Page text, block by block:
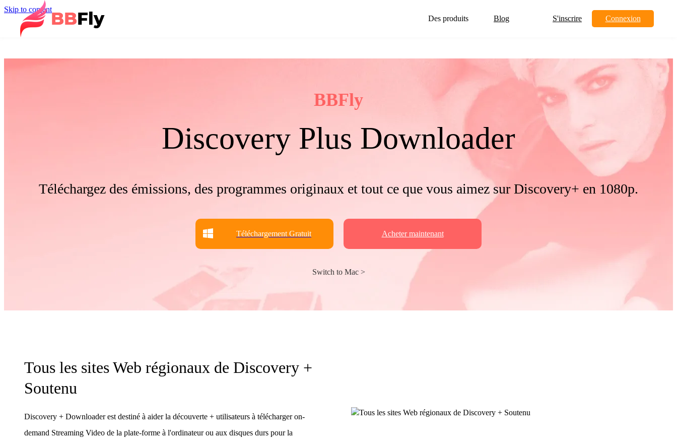
Skip to content
Des produits
Blog S'inscrire Connexion
BBFly
Discovery Plus Downloader
Téléchargez des émissions, des programmes originaux et tout ce que vous aimez sur Discovery+ en 1080p.
Téléchargement Gratuit Acheter maintenant
Switch to Mac >
Tous les sites Web régionaux de Discovery +
Soutenu
Discovery + Downloader est destiné à aider la découverte + utilisateurs à télécharger on-
demand Streaming Video de la plate-forme à l'ordinateur ou aux disques durs pour la